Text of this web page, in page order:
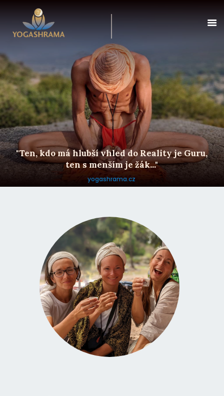
YOGASHRAMA – NÁTHSKÝ ÁŠRAM V
ČR | YOGA, MEDITACE A POBYTY V
DOLNÍ ČERMNÉ
Yogashrama – jediný Náthský ašrám v České republice. Jóga,
meditace a duchovní praxe v tradici GorakhNatha. Pobytové
programy pro začátečníky i pokročilé v Dolní Čermné.
DOMŮ
ÁŠRAM
PROGRAM
POBYTY
GURUJI
KONTAKT
YOGASHRAMA IN INDIA
"Ten, kdo má hlubší vhled do Reality je Guru,
yogashrama.cz
ten s menším je žák..."